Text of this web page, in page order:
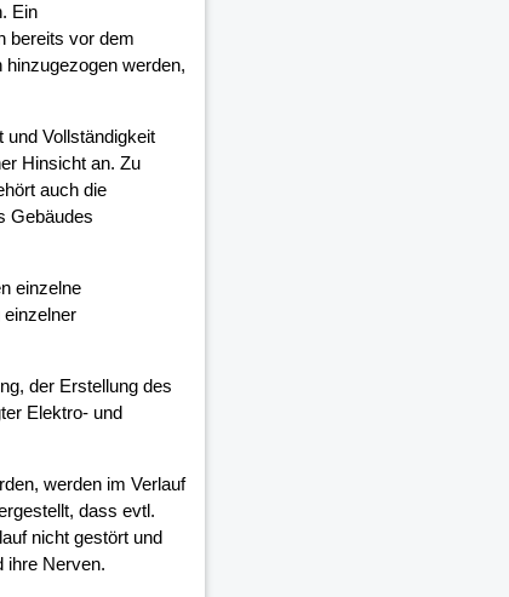
Ein
bereits vor dem
werden,
Vollständigkeit
Hinsicht an. Zu
auch die
Gebäudes
einzelne
der Erstellung des
Elektro- und
werden im Verlauf
dass evtl.
nicht gestört und
ihre Nerven.